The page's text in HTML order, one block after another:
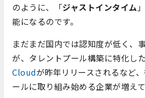
のように、「ジャストインタイム
能になるのです。
まだまだ国内では認知度が低く、
が、タレントプール構築に特化し
Cloudが昨年リリースされるなど
ールに取り組み始める企業が増えて